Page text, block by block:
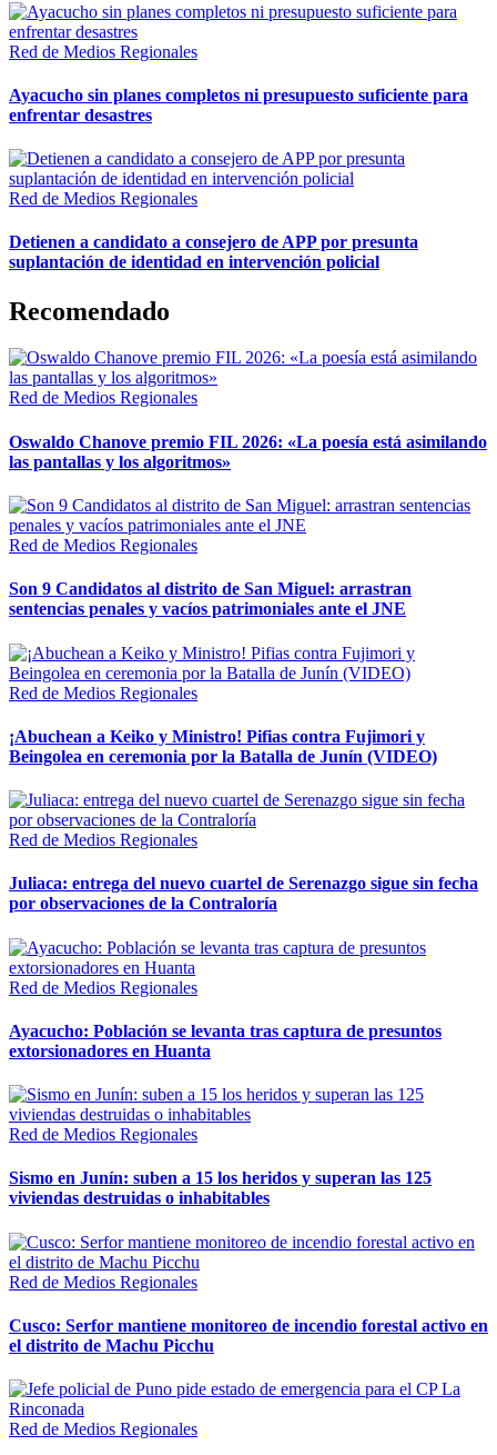
Red de Medios Regionales
Ayacucho sin planes completos ni presupuesto suficiente para
enfrentar desastres
Red de Medios Regionales
Detienen a candidato a consejero de APP por presunta
suplantación de identidad en intervención policial
Recomendado
Red de Medios Regionales
Oswaldo Chanove premio FIL 2026: «La poesía está asimilando
las pantallas y los algoritmos»
Red de Medios Regionales
Son 9 Candidatos al distrito de San Miguel: arrastran
sentencias penales y vacíos patrimoniales ante el JNE
Red de Medios Regionales
¡Abuchean a Keiko y Ministro! Pifias contra Fujimori y
Beingolea en ceremonia por la Batalla de Junín (VIDEO)
Red de Medios Regionales
Juliaca: entrega del nuevo cuartel de Serenazgo sigue sin fecha
por observaciones de la Contraloría
Red de Medios Regionales
Ayacucho: Población se levanta tras captura de presuntos
extorsionadores en Huanta
Red de Medios Regionales
Sismo en Junín: suben a 15 los heridos y superan las 125
viviendas destruidas o inhabitables
Red de Medios Regionales
Cusco: Serfor mantiene monitoreo de incendio forestal activo en
el distrito de Machu Picchu
Red de Medios Regionales